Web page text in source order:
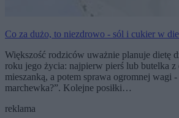
Co za dużo, to niezdrowo - sól i cukier w
Większość rodziców uważnie planuje dietę
roku jego życia: najpierw pierś lub butelka
mieszanką, a potem sprawa ogromnej wagi -
marchewka?”. Kolejne posiłki…
reklama